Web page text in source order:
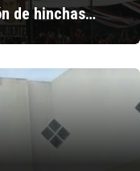
de hinchas…